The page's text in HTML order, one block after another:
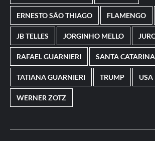
ERNESTO SÃO THIAGO FLAMENGO
JB TELLES JORGINHO MELLO
RAFAEL GUARNIERI SANTA CATARINA
TATIANA GUARNIERI TRUMP USA
WERNER ZOTZ